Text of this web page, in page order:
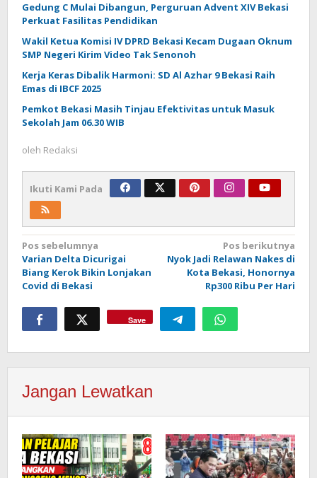
Gedung C Mulai Dibangun, Perguruan Advent XIV Bekasi
Perkuat Fasilitas Pendidikan
Wakil Ketua Komisi IV DPRD Bekasi Kecam Dugaan Oknum
SMP Negeri Kirim Video Tak Senonoh
Kerja Keras Dibalik Harmoni: SD Al Azhar 9 Bekasi Raih
Emas di IBCF 2025
Pemkot Bekasi Masih Tinjau Efektivitas untuk Masuk
Sekolah Jam 06.30 WIB
oleh Redaksi
Ikuti Kami Pada
Navigasi
pos
Pos sebelumnya
Varian Delta Dicurigai
Biang Kerok Bikin Lonjakan
Covid di Bekasi
Pos berikutnya
Nyok Jadi Relawan Nakes di
Kota Bekasi, Honornya
Rp300 Ribu Per Hari
Save
Jangan Lewatkan